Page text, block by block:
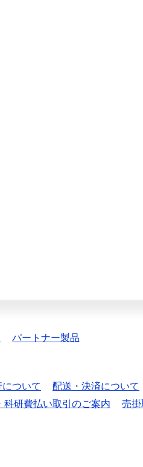
パートナー製品
ついて 配送・決済について
科研費払い取引のご案内 売掛